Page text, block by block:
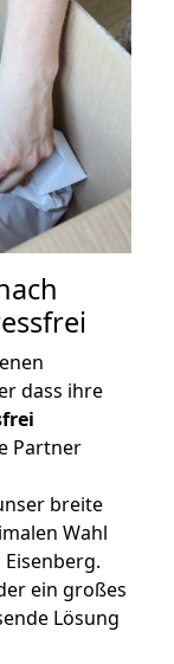
dass ihre
Partner
breite
Wahl
ein großes
Lösung